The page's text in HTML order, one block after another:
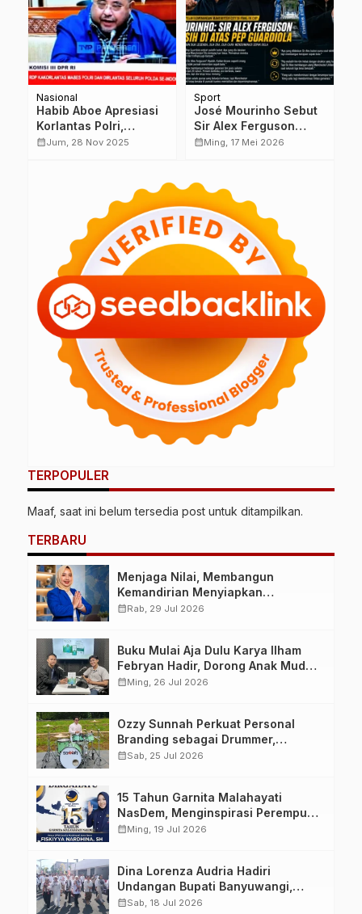
Nasional
Habib Aboe Apresiasi
Korlantas Polri,
Tekankan Pendekatan
calendar_monthJum, 28 Nov 2025
Sport
José Mourinho Sebut
Sir Alex Ferguson
Masih di Atas Pep
calendar_monthMing, 17 Mei 2026
TERPOPULER
Maaf, saat ini belum tersedia post untuk ditampilkan.
TERBARU
Menjaga Nilai, Membangun
Kemandirian Menyiapkan
Kepemimpinan Ekonomi Perempuan
Jamaah
calendar_monthRab, 29 Jul 2026
Buku Mulai Aja Dulu Karya Ilham
Febryan Hadir, Dorong Anak Muda
Berhenti Menunda dan Mulai
calendar_monthMing, 26 Jul 2026
Ozzy Sunnah Perkuat Personal
Branding sebagai Drummer,
Produser, dan Sutradara Melalui
calendar_monthSab, 25 Jul 2026
15 Tahun Garnita Malahayati
NasDem, Menginspirasi Perempuan
Memimpin Perubahan Bangsa
calendar_monthMing, 19 Jul 2026
Dina Lorenza Audria Hadiri
Undangan Bupati Banyuwangi,
Saksikan Banyuwangi Ethno
calendar_monthSab, 18 Jul 2026